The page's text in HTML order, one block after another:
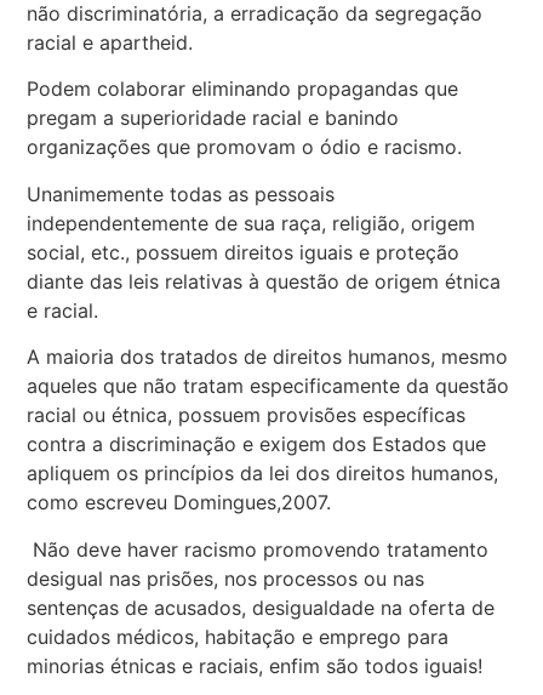
não discriminatória, a erradicação da segregação
racial e apartheid.
Podem colaborar eliminando propagandas que
pregam a superioridade racial e banindo
organizações que promovam o ódio e racismo.
Unanimemente todas as pessoais
independentemente de sua raça, religião, origem
social, etc., possuem direitos iguais e proteção
diante das leis relativas à questão de origem étnica
e racial.
A maioria dos tratados de direitos humanos, mesmo
aqueles que não tratam especificamente da questão
racial ou étnica, possuem provisões específicas
contra a discriminação e exigem dos Estados que
apliquem os princípios da lei dos direitos humanos,
como escreveu Domingues,2007.
Não deve haver racismo promovendo tratamento
desigual nas prisões, nos processos ou nas
sentenças de acusados, desigualdade na oferta de
cuidados médicos, habitação e emprego para
minorias étnicas e raciais, enfim são todos iguais!